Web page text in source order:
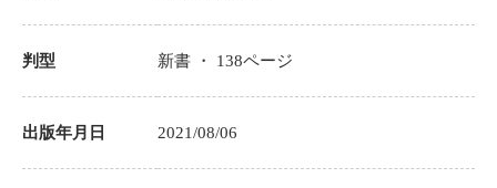
判型 新書 ・ 138ページ
出版年月日 2021/08/06